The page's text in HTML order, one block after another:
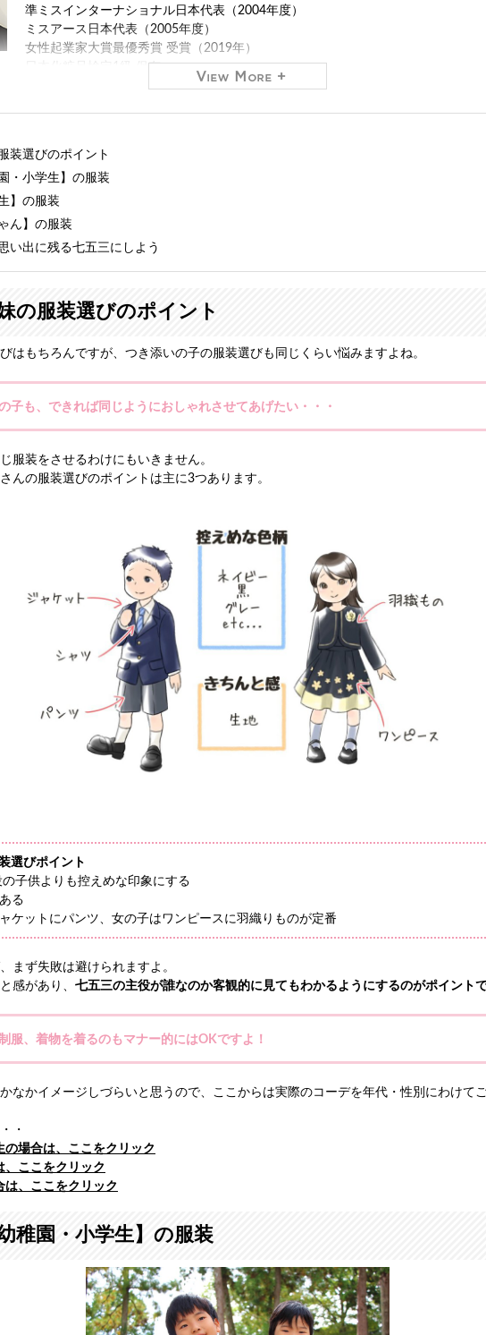
準ミスインターナショナル日本代表（2004年度）
ミスアース日本代表（2005年度）
女性起業家大賞最優秀賞 受賞（2019年）
日本化粧品検定1級 保有
います。
ファッションモデルやアパレルバイヤーの経験もあり、おしゃれコンシャスでは主
入れを担当。
長年の経験と培った専門知識をもとに、信頼できるマナー・ファッション・美の情
します。
装選びのポイント
・小学生】の服装
】の服装
ん】の服装
い出に残る七五三にしよう
の服装選びのポイント
はもちろんですが、つき添いの子の服装選びも同じくらい悩みますよね。
の子も、できれば同じようにおしゃれさせてあげたい・・・
服装をさせるわけにもいきません。
んの服装選びのポイントは主に3つあります。
選びポイント
子供よりも控えめな印象にする
る
ケットにパンツ、女の子はワンピースに羽織りものが定番
まず失敗は避けられますよ。
感があり、 七五三の主役が誰なのか客観的に見てもわかるようにするのがポイントで
服、着物を着るのもマナー的にはOKですよ！
なかイメージしづらいと思うので、ここからは実際のコーデを年代・性別にわけてご
・
の場合は、ここをクリック
、ここをクリック
は、ここをクリック
稚園・小学生】の服装